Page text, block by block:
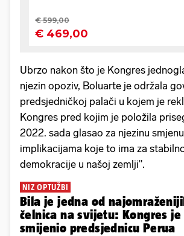
Ubrzo nakon što je Kongres
njezin opoziv, Boluarte je održala
predsjedničkoj palači u kojem je
Kongres pred kojim je položila
2022. sada glasao za njezinu
implikacijama koje to ima za
demokracije u našoj zemlji".
NIZ OPTUŽBI
Bila je jedna od
čelnica na svijetu: Kongres je
smijenio predsjednicu Perua